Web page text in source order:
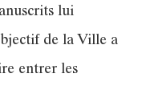
lui
de la Ville a
entrer les